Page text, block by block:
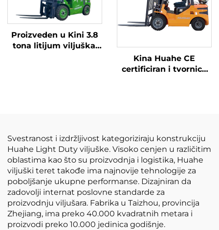
Proizveden u Kini 3.8
tona litijum viljuška,
Kina Huahe CE
certificiran i tvornica
Svestranost i izdržljivost kategoriziraju konstrukciju
Huahe Light Duty viljuške. Visoko cenjen u različitim
oblastima kao što su proizvodnja i logistika, Huahe
viljuški teret takođe ima najnovije tehnologije za
poboljšanje ukupne performanse. Dizajniran da
zadovolji internat poslovne standarde za
proizvodnju viljušara. Fabrika u Taizhou, provincija
Zhejiang, ima preko 40.000 kvadratnih metara i
proizvodi preko 10.000 jedinica godišnje.